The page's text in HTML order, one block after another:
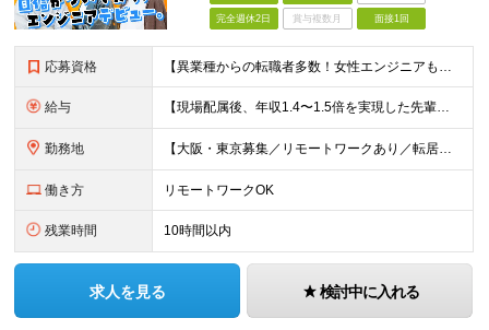
完全週休2日 賞与複数月 面接1回
応募資格 【異業種からの転職者多数！女性エンジニアも活躍中】 ◆学歴不問 ◆未経験OK ≪こんな方を歓迎しています≫ ◎未経験から成長できる環境で活躍したい方 ◎大学やスクールでIT系のスキルを学んだことのあ
給与 【現場配属後、年収1.4〜1.5倍を実現した先輩も！残業代全額支給】 ◆給与は経験やスキルに応じて決定します ◆年俸制250万円～350万円（1/12を月々支給） ≪年収UPの例≫ ◎飲食業からのキ
勤務地 【大阪・東京募集／リモートワークあり／転居を伴う転勤なし】 東京本社、大阪事務所、または東京23区内・関西（大阪・兵庫）の各クライアント先勤務 ◆入社後、約1年間はクライアント先ではなく 自社内（東
働き方 リモートワークOK
残業時間 10時間以内
求人を見る 検討中に入れる